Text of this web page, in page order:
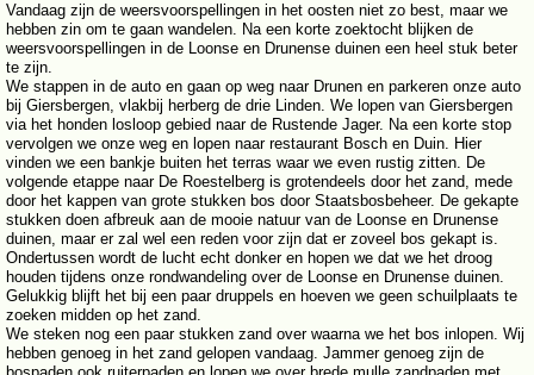
Vandaag zijn de weersvoorspellingen in het oosten niet zo best, maar we
hebben zin om te gaan wandelen. Na een korte zoektocht blijken de
weersvoorspellingen in de Loonse en Drunense duinen een heel stuk beter
te zijn.
We stappen in de auto en gaan op weg naar Drunen en parkeren onze auto
bij Giersbergen, vlakbij herberg de drie Linden. We lopen van Giersbergen
via het honden losloop gebied naar de Rustende Jager. Na een korte stop
vervolgen we onze weg en lopen naar restaurant Bosch en Duin. Hier
vinden we een bankje buiten het terras waar we even rustig zitten. De
volgende etappe naar De Roestelberg is grotendeels door het zand, mede
door het kappen van grote stukken bos door Staatsbosbeheer. De gekapte
stukken doen afbreuk aan de mooie natuur van de Loonse en Drunense
duinen, maar er zal wel een reden voor zijn dat er zoveel bos gekapt is.
Ondertussen wordt de lucht echt donker en hopen we dat we het droog
houden tijdens onze rondwandeling over de Loonse en Drunense duinen.
Gelukkig blijft het bij een paar druppels en hoeven we geen schuilplaats te
zoeken midden op het zand.
We steken nog een paar stukken zand over waarna we het bos inlopen. Wij
hebben genoeg in het zand gelopen vandaag. Jammer genoeg zijn de